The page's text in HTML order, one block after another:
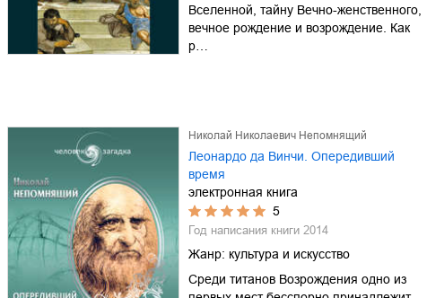
Вселенной, тайну Вечно-женственного,
вечное рождение и возрождение. Как
р…
Николай Николаевич Непомнящий
Леонардо да Винчи. Опередивший
время
электронная книга
5
Год написания книги 2014
Жанр: культура и искусство
Среди титанов Возрождения одно из